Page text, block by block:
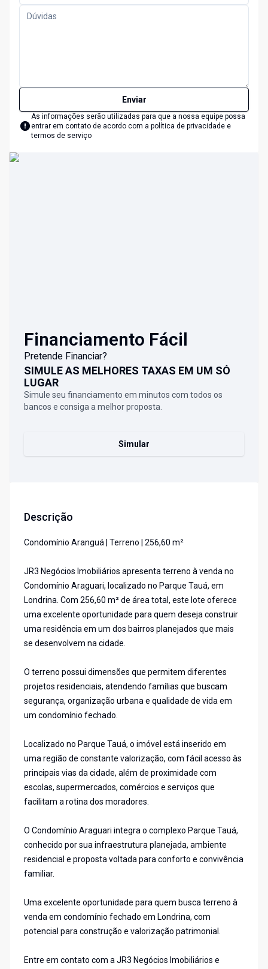
Enviar
As informações serão utilizadas para que a nossa equipe possa
entrar em contato de acordo com a política de privacidade e
termos de serviço
Financiamento Fácil
Pretende Financiar?
SIMULE AS MELHORES TAXAS EM UM SÓ
LUGAR
Simule seu financiamento em minutos com todos os
bancos e consiga a melhor proposta.
Simular
Descrição
Condomínio Aranguá | Terreno | 256,60 m²
JR3 Negócios Imobiliários apresenta terreno à venda no
Condomínio Araguari, localizado no Parque Tauá, em
Londrina. Com 256,60 m² de área total, este lote oferece
uma excelente oportunidade para quem deseja construir
uma residência em um dos bairros planejados que mais
se desenvolvem na cidade.
O terreno possui dimensões que permitem diferentes
projetos residenciais, atendendo famílias que buscam
segurança, organização urbana e qualidade de vida em
um condomínio fechado.
Localizado no Parque Tauá, o imóvel está inserido em
uma região de constante valorização, com fácil acesso às
principais vias da cidade, além de proximidade com
escolas, supermercados, comércios e serviços que
facilitam a rotina dos moradores.
O Condomínio Araguari integra o complexo Parque Tauá,
conhecido por sua infraestrutura planejada, ambiente
residencial e proposta voltada para conforto e convivência
familiar.
Uma excelente oportunidade para quem busca terreno à
venda em condomínio fechado em Londrina, com
potencial para construção e valorização patrimonial.
Entre em contato com a JR3 Negócios Imobiliários e